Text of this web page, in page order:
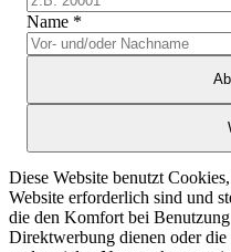
Name *
Diese Website benutzt
Website erforderlich sind und
die den Komfort bei
Direktwerbung dienen oder